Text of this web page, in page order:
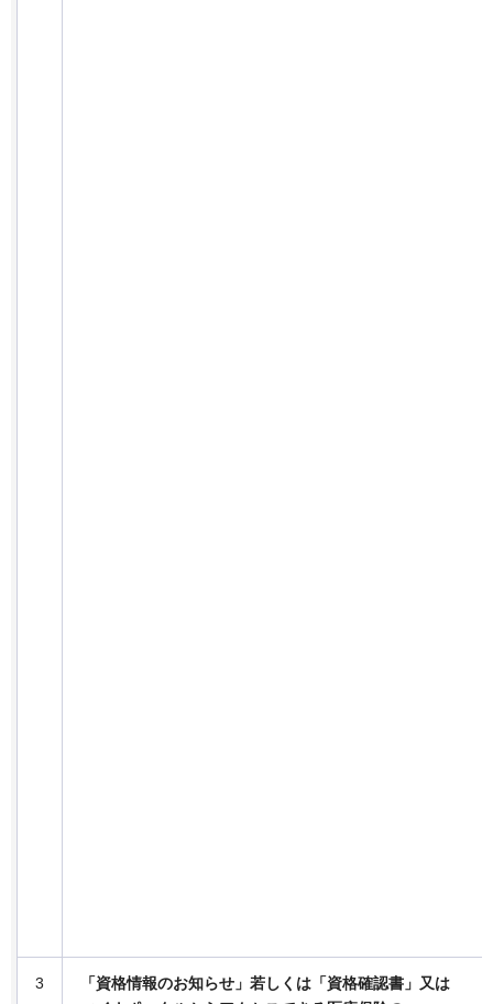
3
「資格情報のお知らせ」若しくは「資格確認書」又は